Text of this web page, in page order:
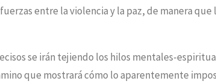
entre la violencia y la paz, de manera
se irán tejiendo los hilos mentales-
que mostrará cómo lo aparentemente